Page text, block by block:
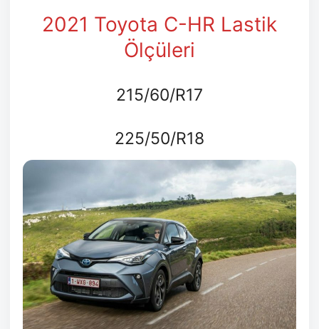
2021 Toyota C-HR Lastik
Ölçüleri
215/60/R17
225/50/R18